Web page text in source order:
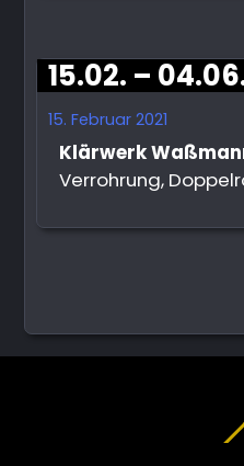
15.02. –
15. Februar 2021
Klärwerk
Verrohrung,